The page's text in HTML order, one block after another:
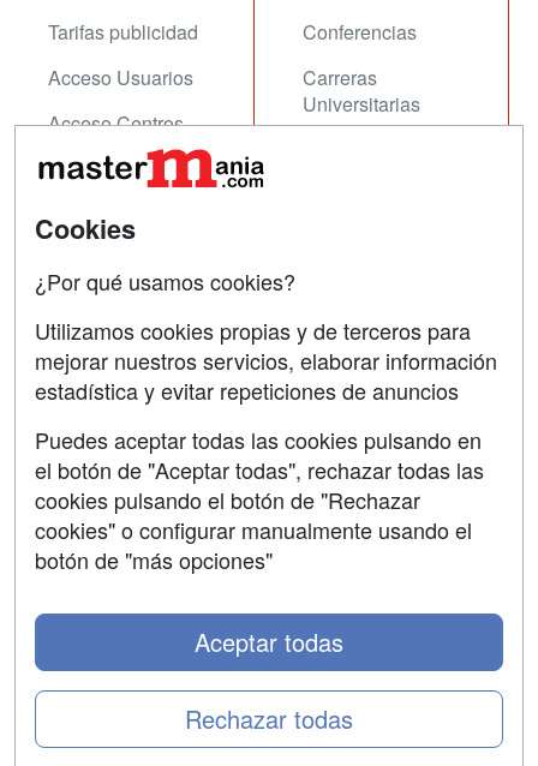
Tarifas publicidad
Acceso Usuarios
Acceso Centros
Conferencias
Carreras
Universitarias
Contactar
Copyleft
Grupo formazion:
Cookies
¿Por qué usamos cookies?
Utilizamos cookies propias y de terceros para
mejorar nuestros servicios, elaborar información
estadística y evitar repeticiones de anuncios
Puedes aceptar todas las cookies pulsando en
el botón de "Aceptar todas", rechazar todas las
cookies pulsando el botón de "Rechazar
cookies" o configurar manualmente usando el
botón de "más opciones"
Rechazar todas
Aceptar todas